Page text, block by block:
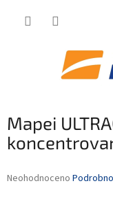
Mapei
Průměrné
Neohodnoceno